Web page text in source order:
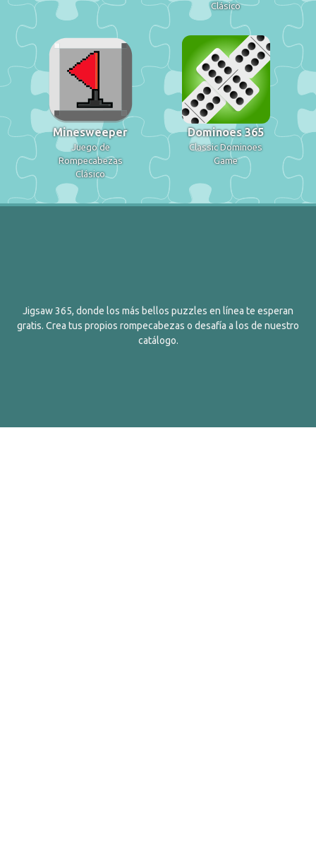
Clásico
Minesweeper
Juego de
Rompecabezas
Clásico
Dominoes 365
Classic Dominoes
Game
Jigsaw 365, donde los más bellos puzzles en línea te esperan
gratis. Crea tus propios rompecabezas o desafía a los de nuestro
catálogo.